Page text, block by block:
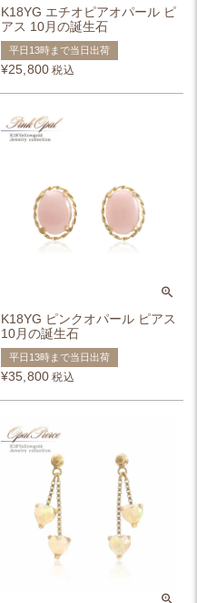
K18YG エチオピアオパール ピ
アス 10月の誕生石
平日13時まで当日出荷
¥25,800 税込
K18YG ピンクオパール ピアス
10月の誕生石
平日13時まで当日出荷
¥35,800 税込